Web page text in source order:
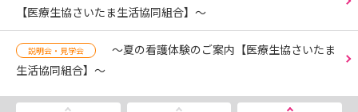
【医療生協さいたま生活協同組合】～
説明会・見学会
～夏の看護体験のご案内【医療生協さいたま
生活協同組合】～